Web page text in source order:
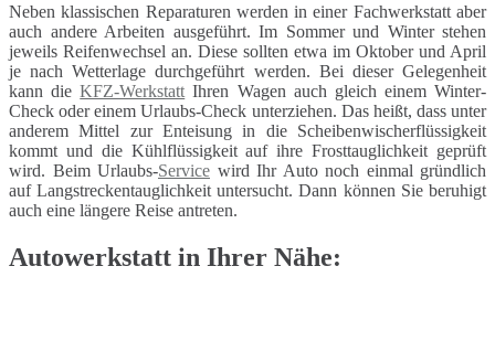
Neben klassischen Reparaturen werden in einer Fachwerkstatt aber
auch andere Arbeiten ausgeführt. Im Sommer und Winter stehen
jeweils Reifenwechsel an. Diese sollten etwa im Oktober und April
je nach Wetterlage durchgeführt werden. Bei dieser Gelegenheit
kann dieKFZ-Werkstatt Ihren Wagen auch gleich einem Winter-
Check oder einem Urlaubs-Check unterziehen. Das heißt, dass unter
anderem Mittel zur Enteisung in die Scheibenwischerflüssigkeit
kommt und die Kühlflüssigkeit auf ihre Frosttauglichkeit geprüft
wird. Beim Urlaubs-Service wird Ihr Auto noch einmal gründlich
auf Langstreckentauglichkeit untersucht. Dann können Sie beruhigt
auch eine längere Reise antreten.
Autowerkstatt in Ihrer Nähe: